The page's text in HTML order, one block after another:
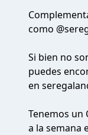
como
Si bien no
puedes
en
Tenemos un
a la semana